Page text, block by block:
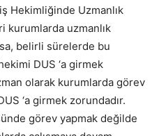
Hekimliğinde Uzmanlık
kurumlarda uzmanlık
belirli sürelerde bu
DUS ‘a girmek
olarak kurumlarda görev
‘a girmek zorundadır.
görev yapmak değilde